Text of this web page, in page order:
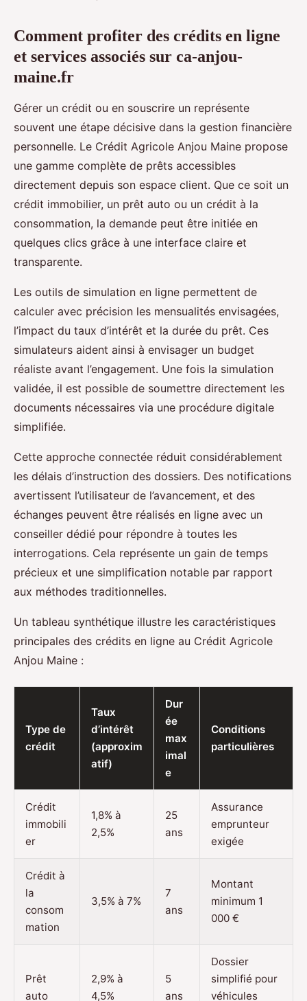
Comment profiter des crédits en ligne
et services associés sur ca-anjou-
maine.fr
Gérer un crédit ou en souscrire un représente
souvent une étape décisive dans la gestion financière
personnelle. Le Crédit Agricole Anjou Maine propose
une gamme complète de prêts accessibles
directement depuis son espace client. Que ce soit un
crédit immobilier, un prêt auto ou un crédit à la
consommation, la demande peut être initiée en
quelques clics grâce à une interface claire et
transparente.
Les outils de simulation en ligne permettent de
calculer avec précision les mensualités envisagées,
l’impact du taux d’intérêt et la durée du prêt. Ces
simulateurs aident ainsi à envisager un budget
réaliste avant l’engagement. Une fois la simulation
validée, il est possible de soumettre directement les
documents nécessaires via une procédure digitale
simplifiée.
Cette approche connectée réduit considérablement
les délais d’instruction des dossiers. Des notifications
avertissent l’utilisateur de l’avancement, et des
échanges peuvent être réalisés en ligne avec un
conseiller dédié pour répondre à toutes les
interrogations. Cela représente un gain de temps
précieux et une simplification notable par rapport
aux méthodes traditionnelles.
Un tableau synthétique illustre les caractéristiques
principales des crédits en ligne au Crédit Agricole
Anjou Maine :
Type de
crédit
Taux
d’intérêt
(approxim
atif)
Dur
ée
max
imal
e
Conditions
particulières
Crédit
immobili
er
1,8% à
2,5%
25
ans
Assurance
emprunteur
exigée
Crédit à
la
consom
mation
3,5% à 7%
7
ans
Montant
minimum 1
000 €
Prêt
auto
2,9% à
4,5%
5
ans
Dossier
simplifié pour
véhicules